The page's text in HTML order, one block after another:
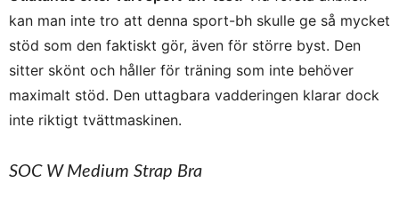
kan man inte tro att denna sport-bh skulle ge så mycket
stöd som den faktiskt gör, även för större byst. Den
sitter skönt och håller för träning som inte behöver
maximalt stöd. Den uttagbara vadderingen klarar dock
inte riktigt tvättmaskinen.
SOC W Medium Strap Bra